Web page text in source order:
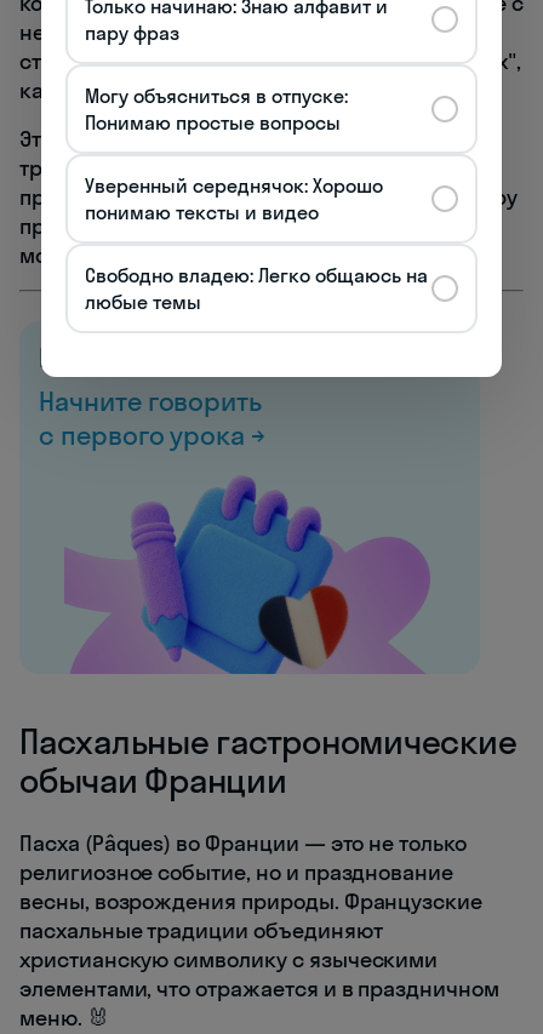
нескрываемым удовольствием, хотя обычно
стеснялась участвовать в семейных "глупостях",
как она их называла.
Эта история напомнила мне, что французские
традиции работают везде — они создают не
просто вкусные блюда, а настоящую атмосферу
праздника, сближают людей и создают
моменты, которые запоминаются надолго.
Все курсы французского
Начните говорить
с первого урока →
Пасхальные гастрономические
обычаи Франции
Пасха (Pâques) во Франции — это не только
религиозное событие, но и празднование
весны, возрождения природы. Французские
пасхальные традиции объединяют
христианскую символику с языческими
элементами, что отражается и в праздничном
меню. 🐰
Только начинаю: Знаю алфавит и
пару фраз
Могу объясниться в отпуске:
Понимаю простые вопросы
Уверенный середнячок: Хорошо
понимаю тексты и видео
Свободно владею: Легко общаюсь на
любые темы